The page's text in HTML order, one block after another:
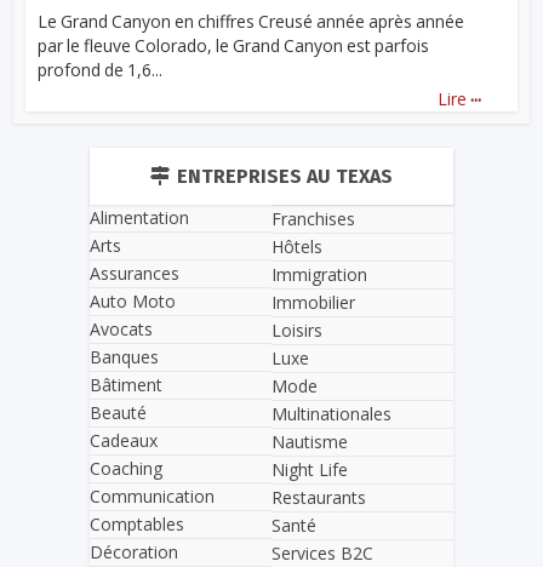
Le Grand Canyon en chiffres Creusé année après année
par le fleuve Colorado, le Grand Canyon est parfois
profond de 1,6...
Lire ...
ENTREPRISES AU TEXAS
Alimentation
Arts
Assurances
Auto Moto
Avocats
Banques
Bâtiment
Beauté
Cadeaux
Coaching
Communication
Comptables
Décoration
Franchises
Hôtels
Immigration
Immobilier
Loisirs
Luxe
Mode
Multinationales
Nautisme
Night Life
Restaurants
Santé
Services B2C